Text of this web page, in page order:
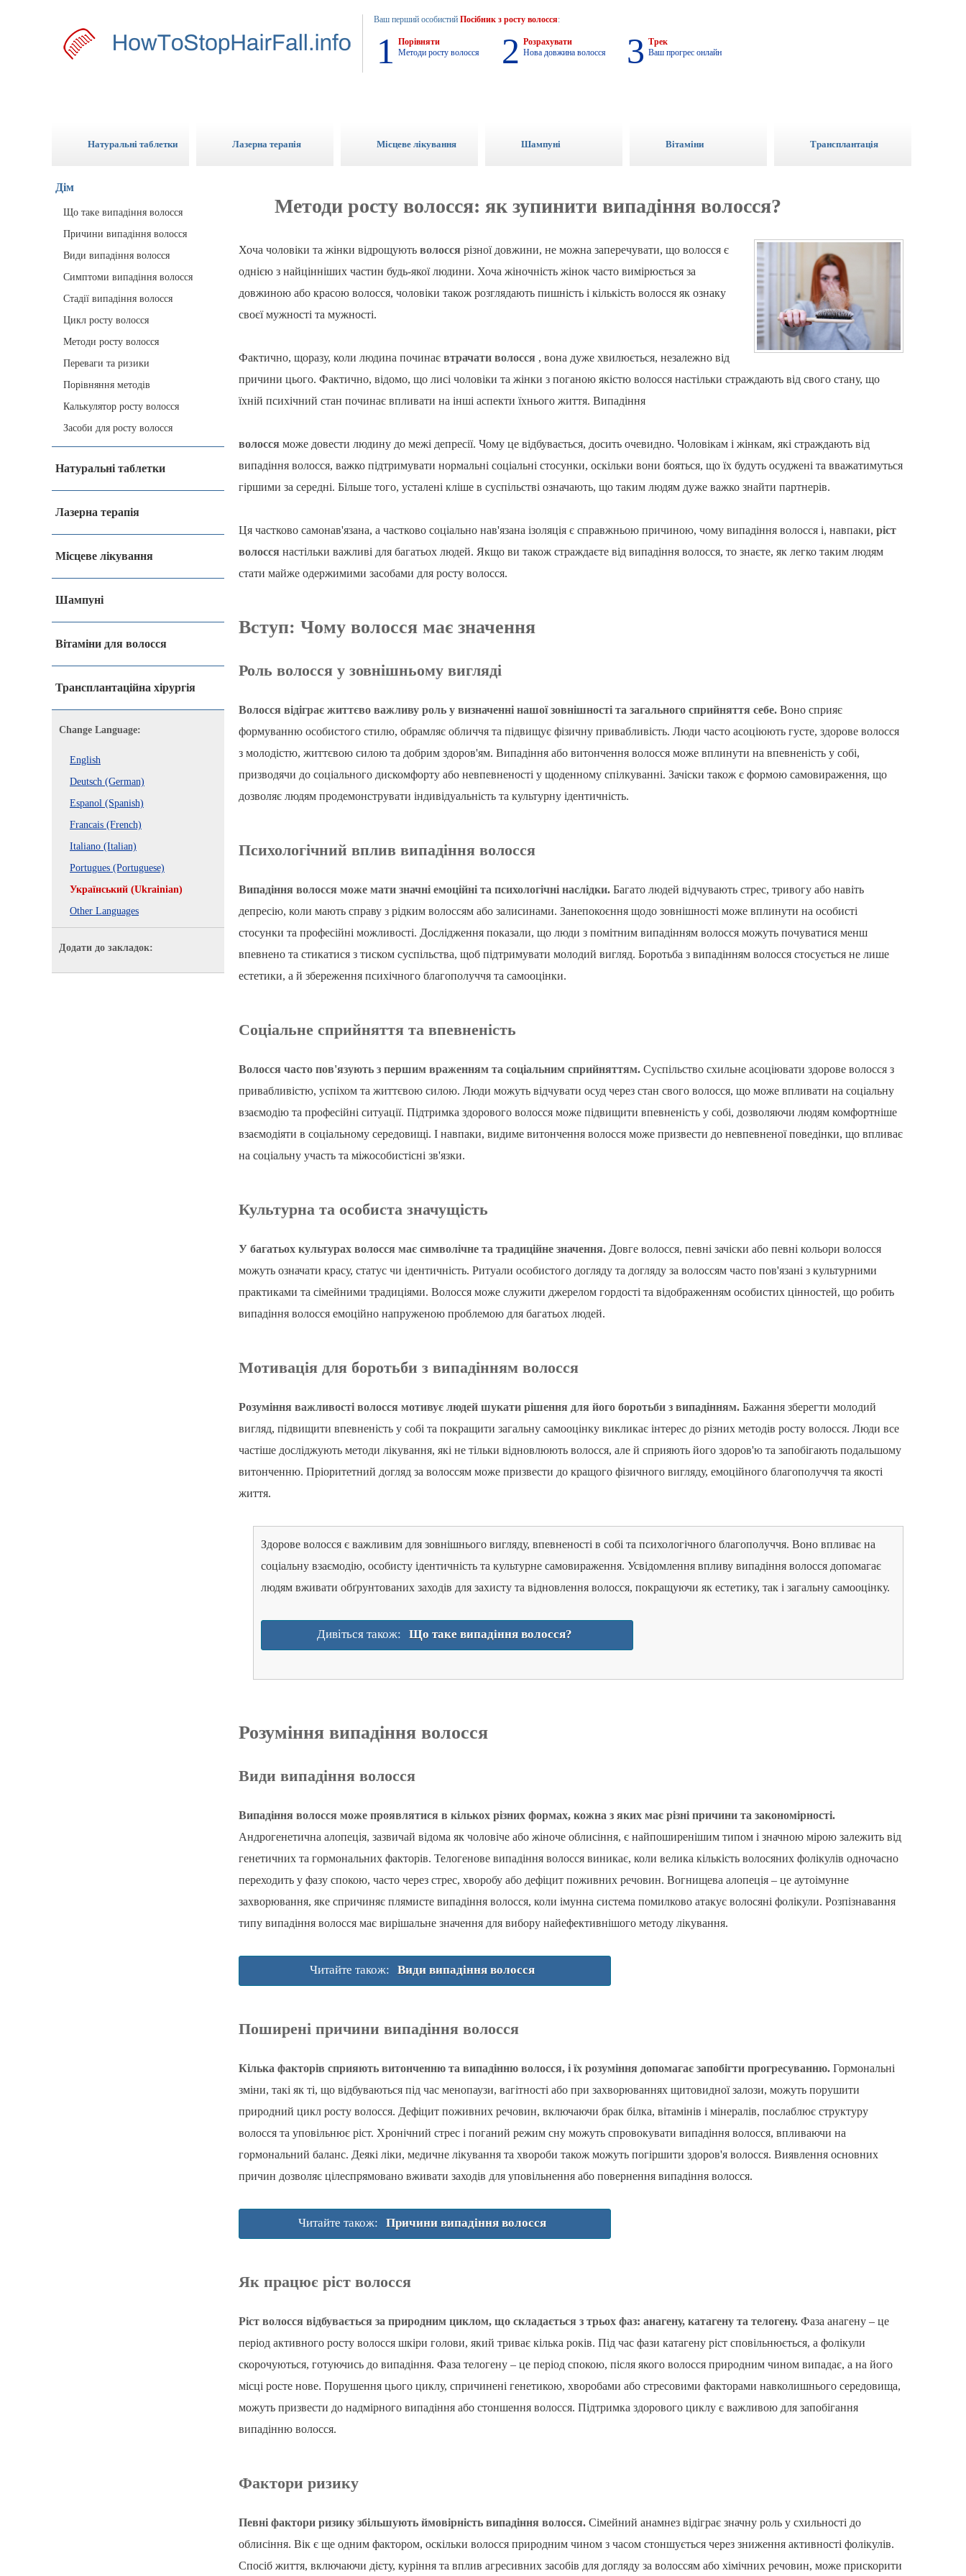
Ваш перший особистий Посібник з росту волосся:
1 Порівняти
Методи росту волосся
2 Розрахувати
Нова довжина волосся
3 Трек
Ваш прогрес онлайн
Натуральні таблетки Лазерна терапія Місцеве лікування Шампуні Вітаміни Трансплантація
Дім
Що таке випадіння волосся
Причини випадіння волосся
Види випадіння волосся
Симптоми випадіння волосся
Стадії випадіння волосся
Цикл росту волосся
Методи росту волосся
Переваги та ризики
Порівняння методів
Калькулятор росту волосся
Засоби для росту волосся
Натуральні таблетки
Лазерна терапія
Місцеве лікування
Шампуні
Вітаміни для волосся
Трансплантаційна хірургія
Change Language:
English
Deutsch (German)
Espanol (Spanish)
Francais (French)
Italiano (Italian)
Portugues (Portuguese)
Український (Ukrainian)
Other Languages
Додати до закладок:
Методи росту волосся: як зупинити випадіння волосся?
Хоча чоловіки та жінки відрощують волосся різної довжини, не можна заперечувати, що волосся є
однією з найцінніших частин будь-якої людини. Хоча жіночність жінок часто вимірюється за
довжиною або красою волосся, чоловіки також розглядають пишність і кількість волосся як ознаку
своєї мужності та мужності.
Фактично, щоразу, коли людина починає втрачати волосся , вона дуже хвилюється, незалежно від
причини цього. Фактично, відомо, що лисі чоловіки та жінки з поганою якістю волосся настільки страждають від свого стану, що
їхній психічний стан починає впливати на інші аспекти їхнього життя. Випадіння
волосся може довести людину до межі депресії. Чому це відбувається, досить очевидно. Чоловікам і жінкам, які страждають від
випадіння волосся, важко підтримувати нормальні соціальні стосунки, оскільки вони бояться, що їх будуть осуджені та вважатимуться
гіршими за середні. Більше того, усталені кліше в суспільстві означають, що таким людям дуже важко знайти партнерів.
Ця частково самонав'язана, а частково соціально нав'язана ізоляція є справжньою причиною, чому випадіння волосся і, навпаки, ріст
волосся настільки важливі для багатьох людей. Якщо ви також страждаєте від випадіння волосся, то знаєте, як легко таким людям
стати майже одержимими засобами для росту волосся.
Вступ: Чому волосся має значення
Роль волосся у зовнішньому вигляді
Волосся відіграє життєво важливу роль у визначенні нашої зовнішності та загального сприйняття себе. Воно сприяє
формуванню особистого стилю, обрамляє обличчя та підвищує фізичну привабливість. Люди часто асоціюють густе, здорове волосся
з молодістю, життєвою силою та добрим здоров'ям. Випадіння або витончення волосся може вплинути на впевненість у собі,
призводячи до соціального дискомфорту або невпевненості у щоденному спілкуванні. Зачіски також є формою самовираження, що
дозволяє людям продемонструвати індивідуальність та культурну ідентичність.
Психологічний вплив випадіння волосся
Випадіння волосся може мати значні емоційні та психологічні наслідки. Багато людей відчувають стрес, тривогу або навіть
депресію, коли мають справу з рідким волоссям або залисинами. Занепокоєння щодо зовнішності може вплинути на особисті
стосунки та професійні можливості. Дослідження показали, що люди з помітним випадінням волосся можуть почуватися менш
впевнено та стикатися з тиском суспільства, щоб підтримувати молодий вигляд. Боротьба з випадінням волосся стосується не лише
естетики, а й збереження психічного благополуччя та самооцінки.
Соціальне сприйняття та впевненість
Волосся часто пов'язують з першим враженням та соціальним сприйняттям. Суспільство схильне асоціювати здорове волосся з
привабливістю, успіхом та життєвою силою. Люди можуть відчувати осуд через стан свого волосся, що може впливати на соціальну
взаємодію та професійні ситуації. Підтримка здорового волосся може підвищити впевненість у собі, дозволяючи людям комфортніше
взаємодіяти в соціальному середовищі. І навпаки, видиме витончення волосся може призвести до невпевненої поведінки, що впливає
на соціальну участь та міжособистісні зв'язки.
Культурна та особиста значущість
У багатьох культурах волосся має символічне та традиційне значення. Довге волосся, певні зачіски або певні кольори волосся
можуть означати красу, статус чи ідентичність. Ритуали особистого догляду та догляду за волоссям часто пов'язані з культурними
практиками та сімейними традиціями. Волосся може служити джерелом гордості та відображенням особистих цінностей, що робить
випадіння волосся емоційно напруженою проблемою для багатьох людей.
Мотивація для боротьби з випадінням волосся
Розуміння важливості волосся мотивує людей шукати рішення для його боротьби з випадінням. Бажання зберегти молодий
вигляд, підвищити впевненість у собі та покращити загальну самооцінку викликає інтерес до різних методів росту волосся. Люди все
частіше досліджують методи лікування, які не тільки відновлюють волосся, але й сприяють його здоров'ю та запобігають подальшому
витонченню. Пріоритетний догляд за волоссям може призвести до кращого фізичного вигляду, емоційного благополуччя та якості
життя.
Здорове волосся є важливим для зовнішнього вигляду, впевненості в собі та психологічного благополуччя. Воно впливає на
соціальну взаємодію, особисту ідентичність та культурне самовираження. Усвідомлення впливу випадіння волосся допомагає
людям вживати обґрунтованих заходів для захисту та відновлення волосся, покращуючи як естетику, так і загальну самооцінку.
Дивіться також: Що таке випадіння волосся?
Розуміння випадіння волосся
Види випадіння волосся
Випадіння волосся може проявлятися в кількох різних формах, кожна з яких має різні причини та закономірності.
Андрогенетична алопеція, зазвичай відома як чоловіче або жіноче облисіння, є найпоширенішим типом і значною мірою залежить від
генетичних та гормональних факторів. Телогенове випадіння волосся виникає, коли велика кількість волосяних фолікулів одночасно
переходить у фазу спокою, часто через стрес, хворобу або дефіцит поживних речовин. Вогнищева алопеція – це аутоімунне
захворювання, яке спричиняє плямисте випадіння волосся, коли імунна система помилково атакує волосяні фолікули. Розпізнавання
типу випадіння волосся має вирішальне значення для вибору найефективнішого методу лікування.
Читайте також: Види випадіння волосся
Поширені причини випадіння волосся
Кілька факторів сприяють витонченню та випадінню волосся, і їх розуміння допомагає запобігти прогресуванню. Гормональні
зміни, такі як ті, що відбуваються під час менопаузи, вагітності або при захворюваннях щитовидної залози, можуть порушити
природний цикл росту волосся. Дефіцит поживних речовин, включаючи брак білка, вітамінів і мінералів, послаблює структуру
волосся та уповільнює ріст. Хронічний стрес і поганий режим сну можуть спровокувати випадіння волосся, впливаючи на
гормональний баланс. Деякі ліки, медичне лікування та хвороби також можуть погіршити здоров'я волосся. Виявлення основних
причин дозволяє цілеспрямовано вживати заходів для уповільнення або повернення випадіння волосся.
Читайте також: Причини випадіння волосся
Як працює ріст волосся
Ріст волосся відбувається за природним циклом, що складається з трьох фаз: анагену, катагену та телогену. Фаза анагену – це
період активного росту волосся шкіри голови, який триває кілька років. Під час фази катагену ріст сповільнюється, а фолікули
скорочуються, готуючись до випадіння. Фаза телогену – це період спокою, після якого волосся природним чином випадає, а на його
місці росте нове. Порушення цього циклу, спричинені генетикою, хворобами або стресовими факторами навколишнього середовища,
можуть призвести до надмірного випадіння або стоншення волосся. Підтримка здорового циклу є важливою для запобігання
випадінню волосся.
Фактори ризику
Певні фактори ризику збільшують ймовірність випадіння волосся. Сімейний анамнез відіграє значну роль у схильності до
облисіння. Вік є ще одним фактором, оскільки волосся природним чином з часом стоншується через зниження активності фолікулів.
Спосіб життя, включаючи дієту, куріння та вплив агресивних засобів для догляду за волоссям або хімічних речовин, може прискорити